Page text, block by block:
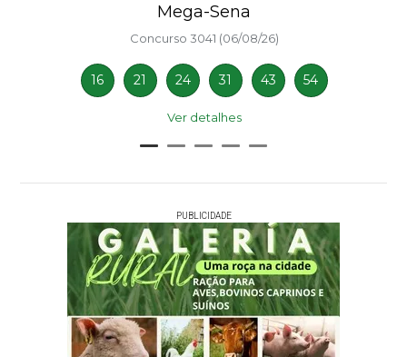
Mega-Sena
Concurso 3041 (06/08/26)
16 21 24 31 43 54
Ver detalhes
PUBLICIDADE